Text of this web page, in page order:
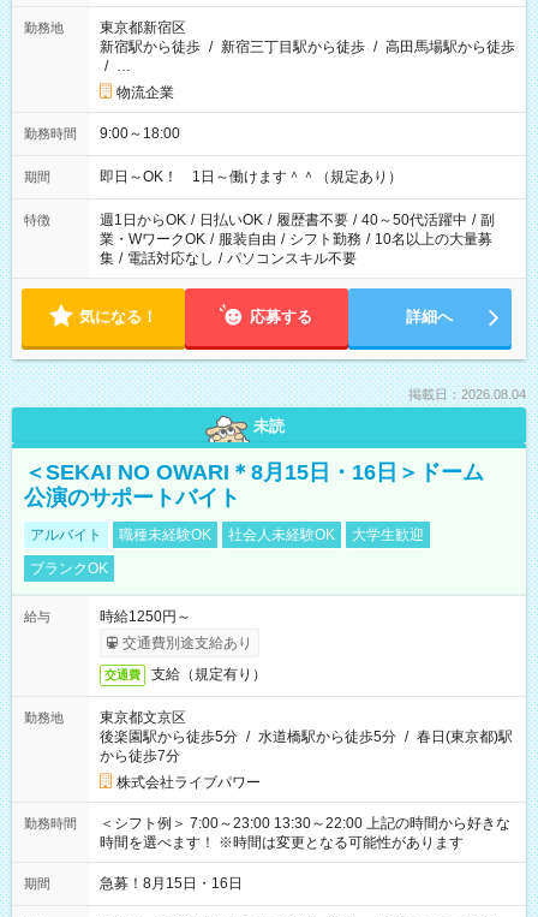
勤務地
東京都新宿区
新宿駅から徒歩 / 新宿三丁目駅から徒歩 / 高田馬場駅から徒歩
/ …
物流企業
勤務時間 9:00～18:00
期間 即日～OK！ 1日～働けます＾＾（規定あり）
特徴 週1日からOK / 日払いOK / 履歴書不要 / 40～50代活躍中 / 副
業・WワークOK / 服装自由 / シフト勤務 / 10名以上の大量募
集 / 電話対応なし / パソコンスキル不要
気になる！ 応募する 詳細へ
掲載日：2026.08.04
未読
＜SEKAI NO OWARI＊8月15日・16日＞ドーム
公演のサポートバイト
アルバイト 職種未経験OK 社会人未経験OK
大学生歓迎
ブランクOK
給与
時給1250円～
交通費別途支給あり
交通費 支給（規定有り）
勤務地
東京都文京区
後楽園駅から徒歩5分 / 水道橋駅から徒歩5分 / 春日(東京都)駅
から徒歩7分
株式会社ライブパワー
勤務時間
＜シフト例＞ 7:00～23:00 13:30～22:00 上記の時間から好きな
時間を選べます！ ※時間は変更となる可能性があります
期間 急募！8月15日・16日